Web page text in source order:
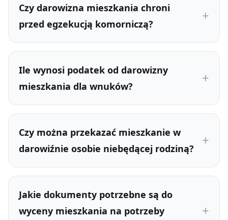
Czy darowizna mieszkania chroni
przed egzekucją komorniczą?
Ile wynosi podatek od darowizny
mieszkania dla wnuków?
Czy można przekazać mieszkanie w
darowiźnie osobie niebędącej rodziną?
Jakie dokumenty potrzebne są do
wyceny mieszkania na potrzeby